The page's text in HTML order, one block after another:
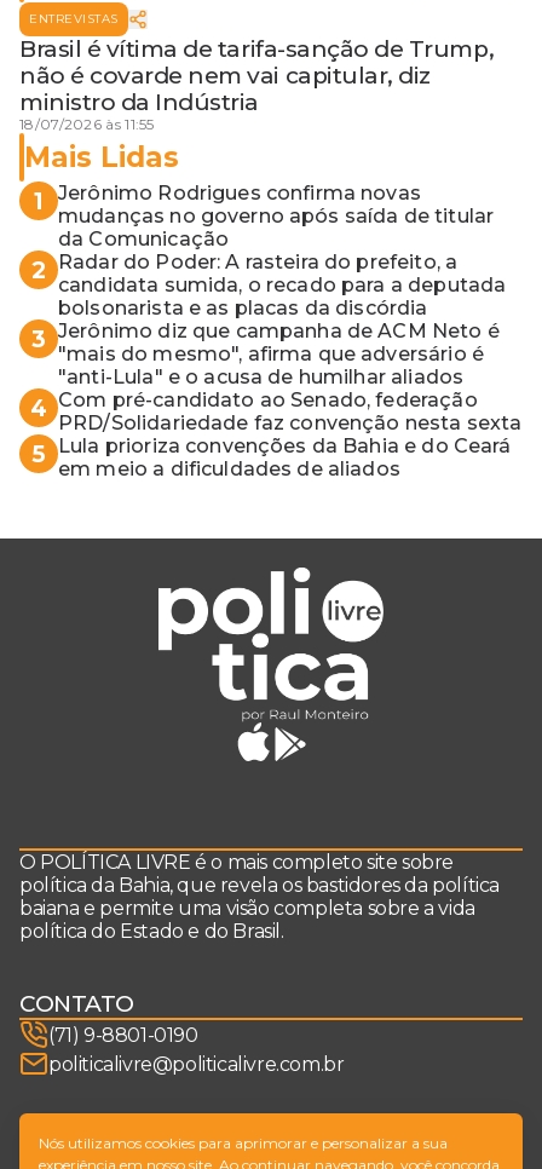
ENTREVISTAS
Brasil é vítima de tarifa-sanção de Trump,
não é covarde nem vai capitular, diz
ministro da Indústria
18/07/2026 às 11:55
Mais Lidas
1
Jerônimo Rodrigues confirma novas
mudanças no governo após saída de titular
da Comunicação
2
Radar do Poder: A rasteira do prefeito, a
candidata sumida, o recado para a deputada
bolsonarista e as placas da discórdia
3 Jerônimo diz que campanha de ACM Neto é
"mais do mesmo", afirma que adversário é
"anti-Lula" e o acusa de humilhar aliados
4 Com pré-candidato ao Senado, federação
PRD/Solidariedade faz convenção nesta sexta
5
Lula prioriza convenções da Bahia e do Ceará
em meio a dificuldades de aliados
O POLÍTICA LIVRE é o mais completo site sobre
política da Bahia, que revela os bastidores da política
baiana e permite uma visão completa sobre a vida
política do Estado e do Brasil.
CONTATO
(71) 9-8801-0190
politicalivre@politicalivre.com.br
SIGA-NOS
Nós utilizamos cookies para aprimorar e personalizar a sua
experiência em nosso site. Ao continuar navegando, você concorda